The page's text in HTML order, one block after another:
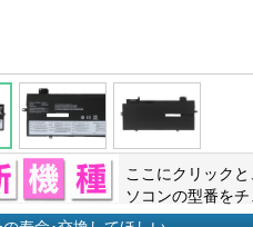
ここにクリックと
ソコンの型番をチ